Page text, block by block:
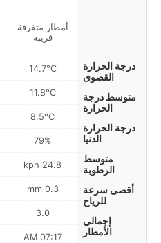
درجة الحرارة
القصوى
متوسط درجة
الحرارة
درجة الحرارة
الدنيا
متوسط
الرطوبة
أقصى سرعة
للرياح
إجمالي
الأمطار
أمطار متفرقة
قريبة
14.7°C
11.8°C
8.5°C
79%
24.8 kph
0.3 mm
3.0
07:17 AM